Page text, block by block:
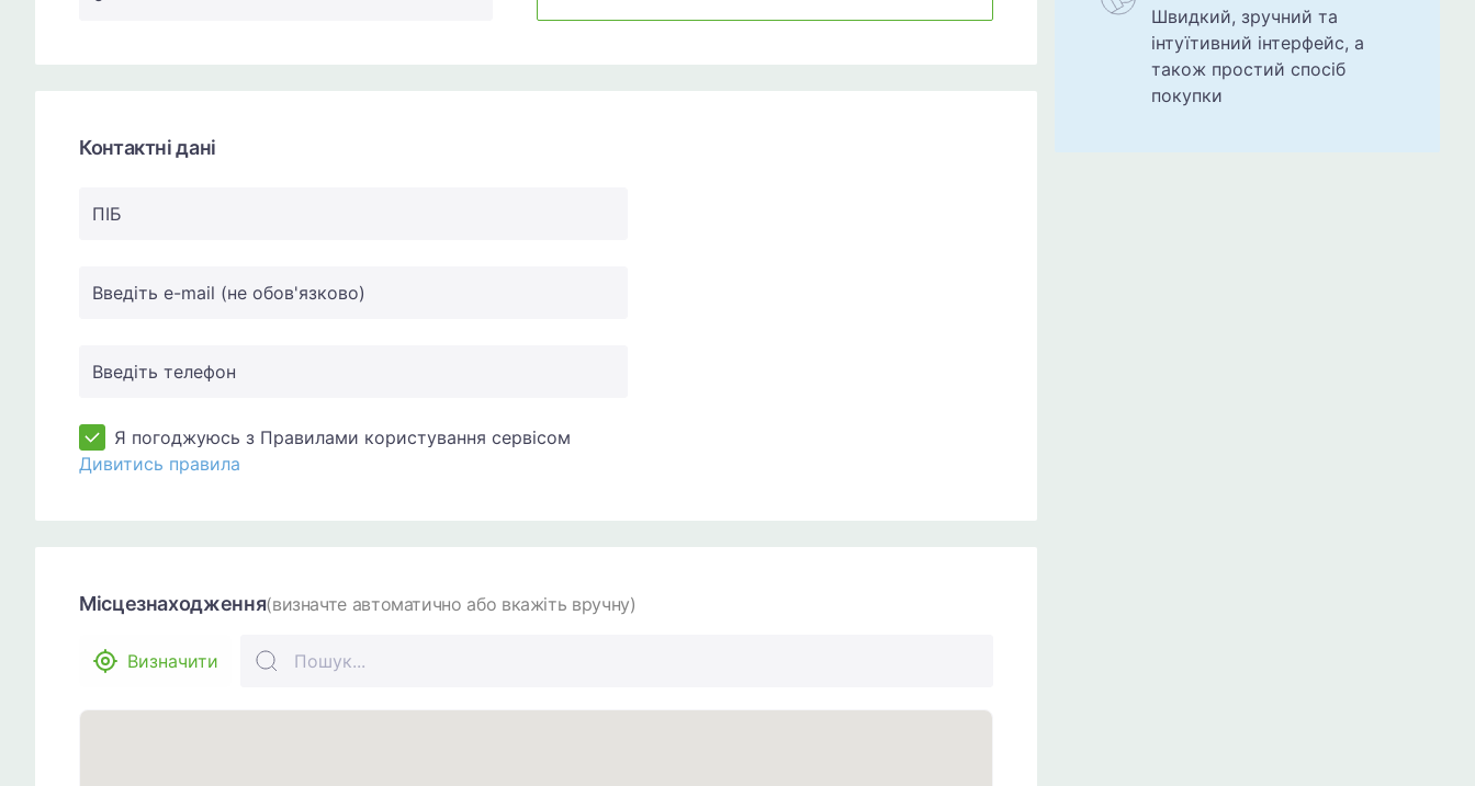
Контактні дані
ПIБ
Введіть e-mail (не обов'язково)
Введіть телефон
Я погоджуюсь з Правилами користування сервісом
Дивитись правила
Місцезнаходження(визначте автоматично або вкажіть вручну)
Визначити
Швидкий, зручний та
інтуїтивний інтерфейс, а
також простий спосіб
покупки